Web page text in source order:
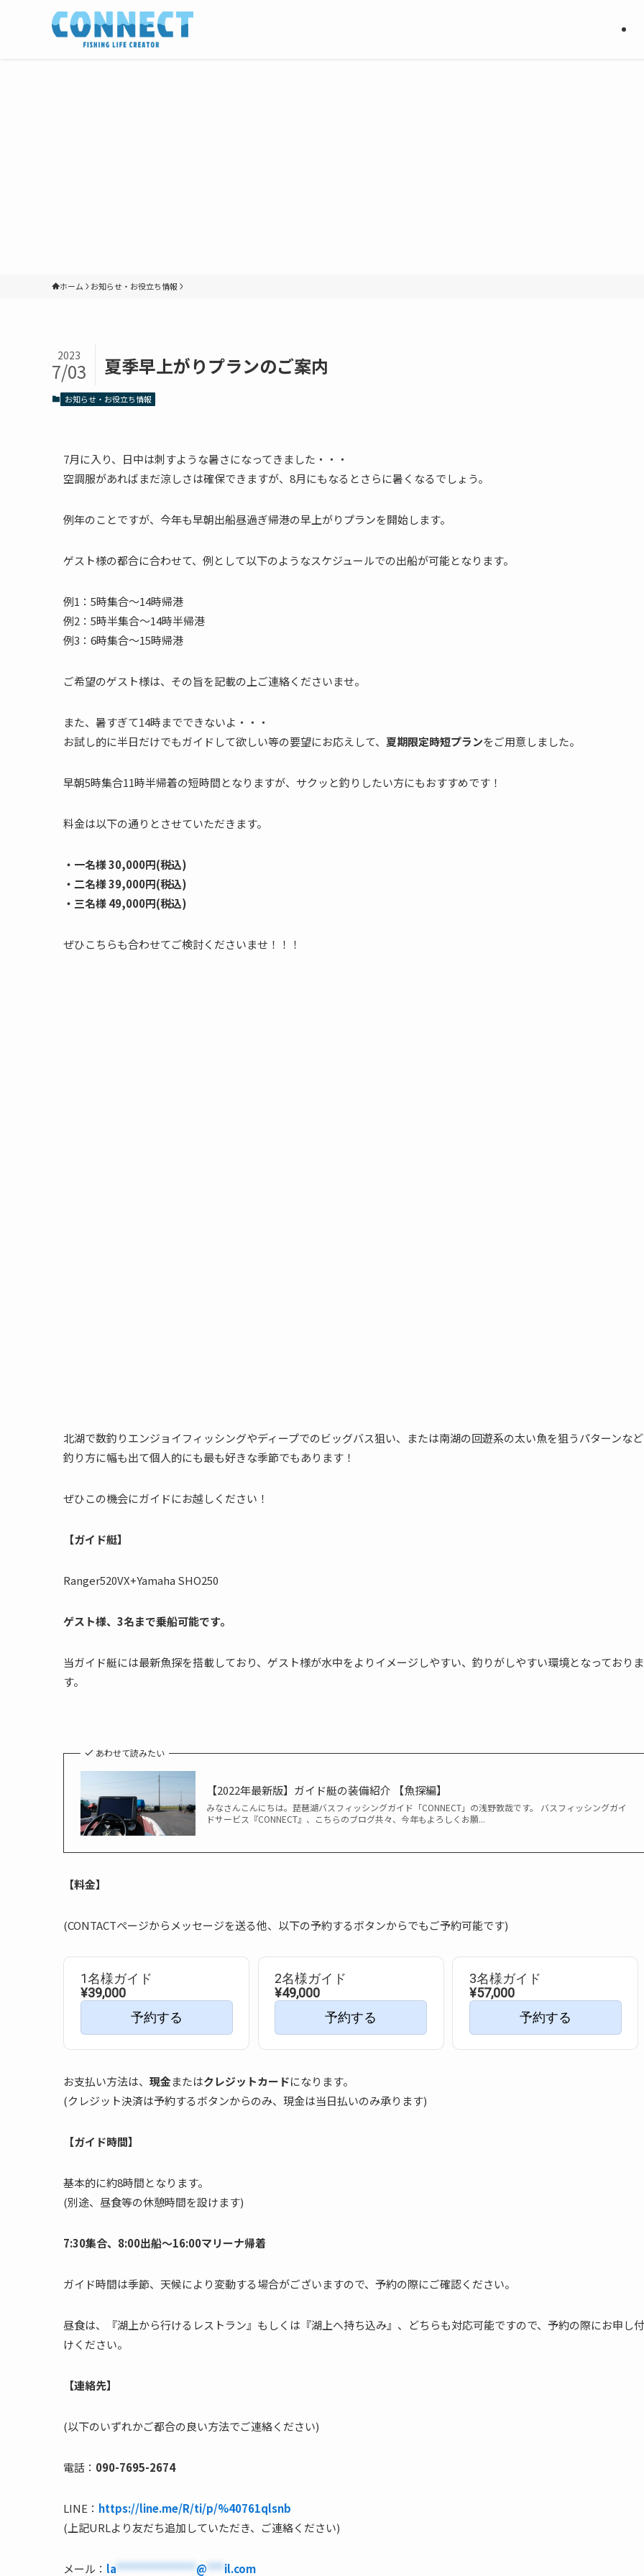
ホーム お知らせ・お役立ち情報
夏季早上がりプランのご案内
2023
7/03
お知らせ・お役立ち情報
7月に入り、日中は刺すような暑さになってきました・・・
空調服があればまだ涼しさは確保できますが、8月にもなるとさらに暑くなるでしょう。
例年のことですが、今年も早朝出船昼過ぎ帰港の早上がりプランを開始します。
ゲスト様の都合に合わせて、例として以下のようなスケジュールでの出船が可能となります。
例1：5時集合〜14時帰港
例2：5時半集合〜14時半帰港
例3：6時集合〜15時帰港
ご希望のゲスト様は、その旨を記載の上ご連絡くださいませ。
また、暑すぎて14時までできないよ・・・
お試し的に半日だけでもガイドして欲しい等の要望にお応えして、 夏期限定時短プランをご用意しました。
早朝5時集合11時半帰着の短時間となりますが、サクッと釣りしたい方にもおすすめです！
料金は以下の通りとさせていただきます。
・一名様 30,000円(税込)
・二名様 39,000円(税込)
・三名様 49,000円(税込)
ぜひこちらも合わせてご検討くださいませ！！！
北湖で数釣りエンジョイフィッシングやディープでのビッグバス狙い、または南湖の回遊系の太い魚を狙うパターンなど
釣り方に幅も出て個人的にも最も好きな季節でもあります！
ぜひこの機会にガイドにお越しください！
【ガイド艇】
Ranger520VX+Yamaha SHO250
ゲスト様、3名まで乗船可能です。
当ガイド艇には最新魚探を搭載しており、ゲスト様が水中をよりイメージしやすい、釣りがしやすい環境となっておりま
す。
あわせて読みたい
【2022年最新版】ガイド艇の装備紹介 【魚探編】
みなさんこんにちは。琵琶湖バスフィッシングガイド「CONNECT」の浅野敦哉です。 バスフィッシングガイ
ドサービス『CONNECT』、こちらのブログ共々、今年もよろしくお願...
【料金】
(CONTACTページからメッセージを送る他、以下の予約するボタンからでもご予約可能です)
1名様ガイド
¥39,000
予約する
2名様ガイド
¥49,000
予約する
3名様ガイド
¥57,000
予約する
お支払い方法は、 現金またはクレジットカードになります。
(クレジット決済は予約するボタンからのみ、現金は当日払いのみ承ります)
【ガイド時間】
基本的に約8時間となります。
(別途、昼食等の休憩時間を設けます)
7:30集合、8:00出船〜16:00マリーナ帰着
ガイド時間は季節、天候により変動する場合がございますので、予約の際にご確認ください。
昼食は、『湖上から行けるレストラン』もしくは『湖上へ持ち込み』、どちらも対応可能ですので、予約の際にお申し付
けください。
【連絡先】
(以下のいずれかご都合の良い方法でご連絡ください)
電話： 090-7695-2674
LINE： https://line.me/R/ti/p/%40761qlsnb
(上記URLより友だち追加していただき、ご連絡ください)
メール： la**************@***il.com